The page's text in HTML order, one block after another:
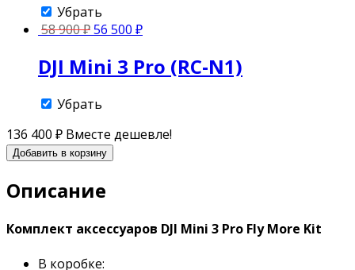
Убрать
58 900₽56 500 ₽
DJI Mini 3 Pro (RC-N1)
Убрать
136 400 ₽ Вместе дешевле!
Добавить в корзину
Описание
Комплект аксессуаров DJI Mini 3 Pro Fly More Kit
В коробке: